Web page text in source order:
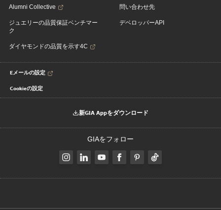
Alumni Collective
ジュエリーの品質保証ベンチマー
ク
ダイヤモンドの品質を示す4C
問い合わせ先
デベロッパーAPI
Eメールの設定
Cookieの設定
新GIA Appをダウンロード
GIAをフォロー